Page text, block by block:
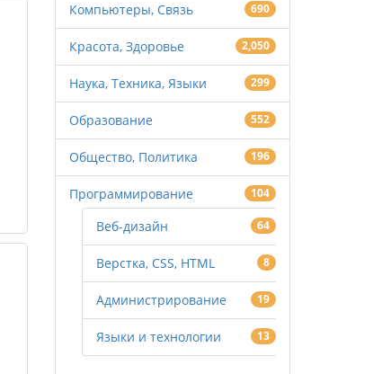
Компьютеры, Связь 690
Красота, Здоровье 2,050
Наука, Техника, Языки 299
Образование 552
Общество, Политика 196
Программирование 104
Веб-дизайн 64
Верстка, CSS, HTML 8
Администрирование 19
Языки и технологии 13